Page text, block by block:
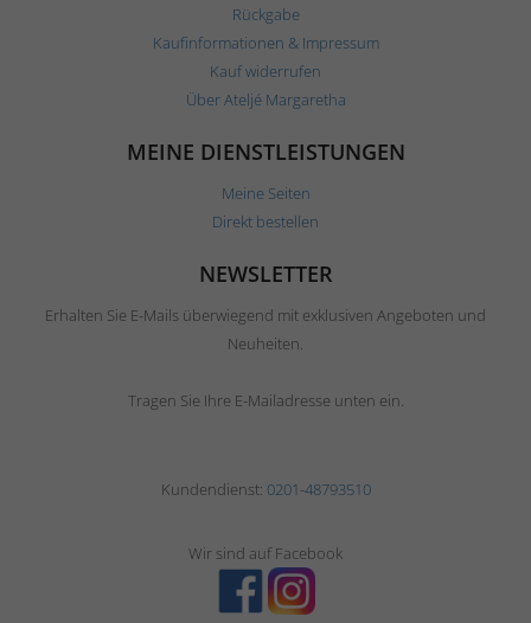
Rückgabe
Kaufinformationen & Impressum
Kauf widerrufen
Über Ateljé Margaretha
MEINE DIENSTLEISTUNGEN
Meine Seiten
Direkt bestellen
NEWSLETTER
Erhalten Sie E-Mails überwiegend mit exklusiven Angeboten und
Neuheiten.
Tragen Sie Ihre E-Mailadresse unten ein.
Kundendienst: 0201-48793510
Wir sind auf Facebook